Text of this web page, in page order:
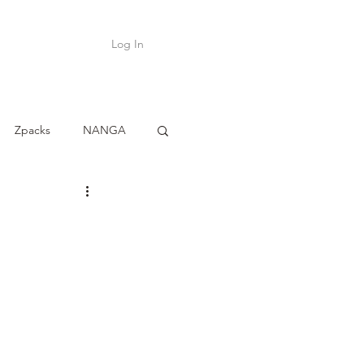
Log In
Zpacks NANGA